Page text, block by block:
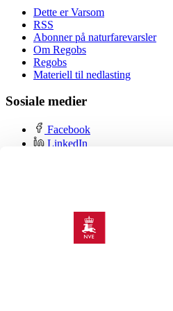
Dette er Varsom
RSS
Abonner på naturfarevarsler
Om Regobs
Regobs
Materiell til nedlasting
Sosiale medier
Facebook
LinkedIn
Personvern og cookies
Tilgjengelighetserklæring
Bruk varslene, datagrunnlaget og
Varsom er en tjeneste levert av